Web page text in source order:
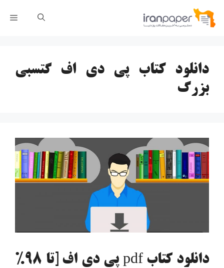
پرش
دانلود کتاب پی دی اف گتسبی
بزرگ
دانلود کتاب pdf پی دی اف [تا 98%